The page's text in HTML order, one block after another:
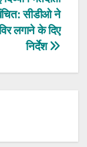
सीडीओ ने
लगाने के दिए
निर्देश